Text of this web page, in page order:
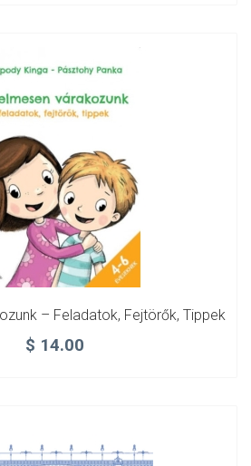
– Feladatok, Fejtörők, Tippek
$ 14.00